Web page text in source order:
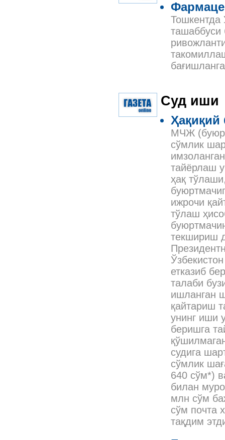
Тошкентда
ташаббуси
Суд иши
Ҳақиқий
МЧЖ
сўмлик
тайёрлаш
ҳақ
ижрочи
тўлаш
текшириш
етказиб
талаби
ишланган
қайтариш
унинг иши
беришга
судига
сўмлик
640 сўм*)
билан
млн сўм
сўм почта
тақдим